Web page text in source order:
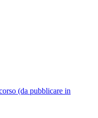
(da pubblicare in